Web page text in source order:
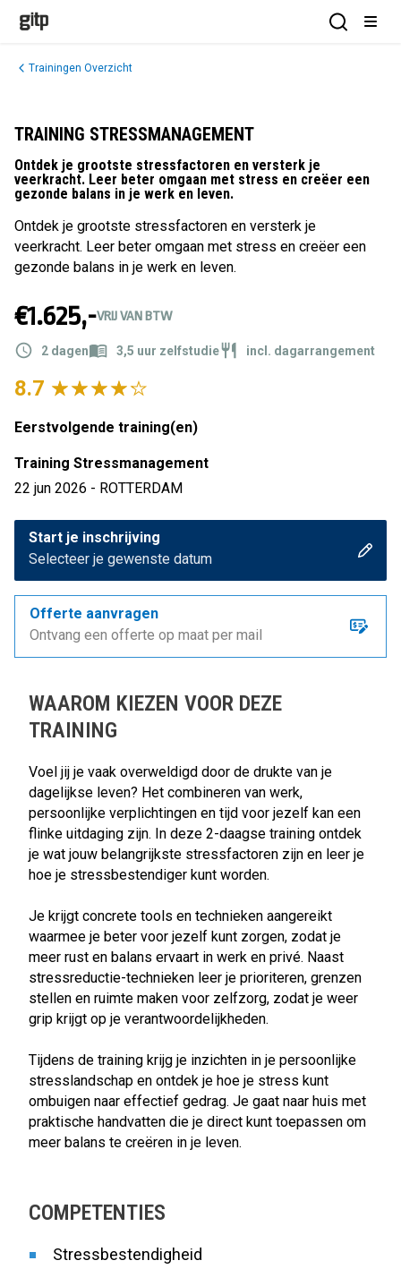
GITP
Open
Trainingen Overzicht
TRAINING STRESSMANAGEMENT
Ontdek je grootste stressfactoren en versterk je
veerkracht. Leer beter omgaan met stress en creëer een
gezonde balans in je werk en leven.
Ontdek je grootste stressfactoren en versterk je
veerkracht. Leer beter omgaan met stress en creëer een
gezonde balans in je werk en leven.
€1.625,-VRIJ VAN BTW
2 dagen 3,5 uur zelfstudie incl. dagarrangement
8.7
Eerstvolgende training(en)
Training Stressmanagement
22 jun 2026 - ROTTERDAM
Start je inschrijving
Selecteer je gewenste datum
Offerte aanvragen
Ontvang een offerte op maat per mail
WAAROM KIEZEN VOOR DEZE
TRAINING
Voel jij je vaak overweldigd door de drukte van je
dagelijkse leven? Het combineren van werk,
persoonlijke verplichtingen en tijd voor jezelf kan een
flinke uitdaging zijn. In deze 2-daagse training ontdek
je wat jouw belangrijkste stressfactoren zijn en leer je
hoe je stressbestendiger kunt worden.
Je krijgt concrete tools en technieken aangereikt
waarmee je beter voor jezelf kunt zorgen, zodat je
meer rust en balans ervaart in werk en privé. Naast
stressreductie-technieken leer je prioriteren, grenzen
stellen en ruimte maken voor zelfzorg, zodat je weer
grip krijgt op je verantwoordelijkheden.
Tijdens de training krijg je inzichten in je persoonlijke
stresslandschap en ontdek je hoe je stress kunt
ombuigen naar effectief gedrag. Je gaat naar huis met
praktische handvatten die je direct kunt toepassen om
meer balans te creëren in je leven.
COMPETENTIES
Stressbestendigheid